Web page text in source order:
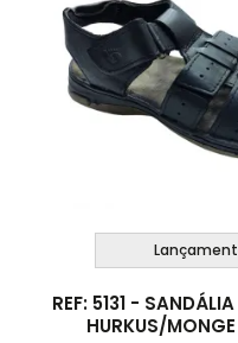
REF: 5131 -
HURKUS/